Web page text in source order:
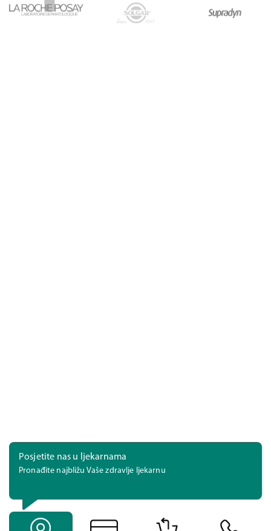
Posjetite nas u ljekarnama
Pronađite najbližu Vaše zdravlje ljekarnu